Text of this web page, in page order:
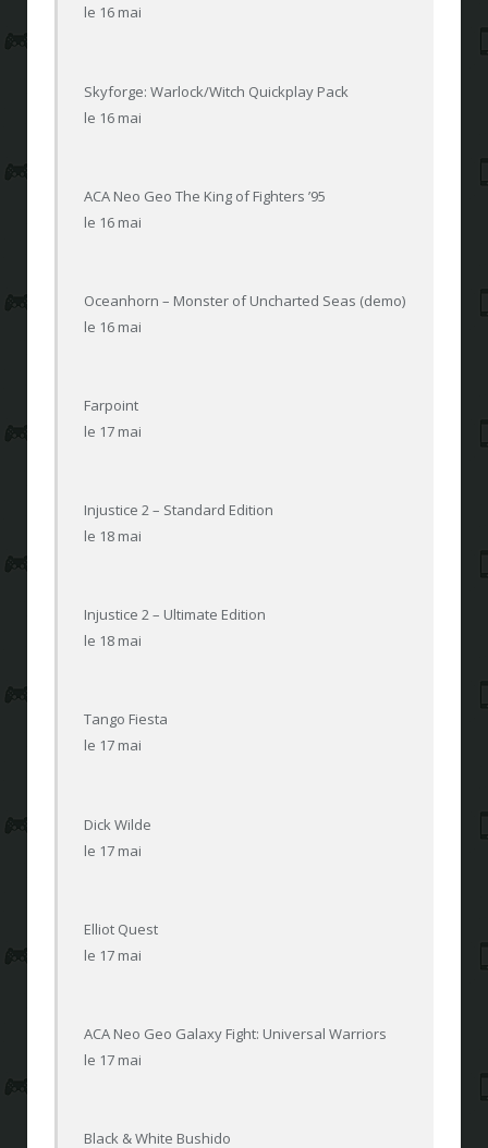
le 16 mai
Skyforge: Warlock/Witch Quickplay Pack
le 16 mai
ACA Neo Geo The King of Fighters ’95
le 16 mai
Oceanhorn – Monster of Uncharted Seas (demo)
le 16 mai
Farpoint
le 17 mai
Injustice 2 – Standard Edition
le 18 mai
Injustice 2 – Ultimate Edition
le 18 mai
Tango Fiesta
le 17 mai
Dick Wilde
le 17 mai
Elliot Quest
le 17 mai
ACA Neo Geo Galaxy Fight: Universal Warriors
le 17 mai
Black & White Bushido